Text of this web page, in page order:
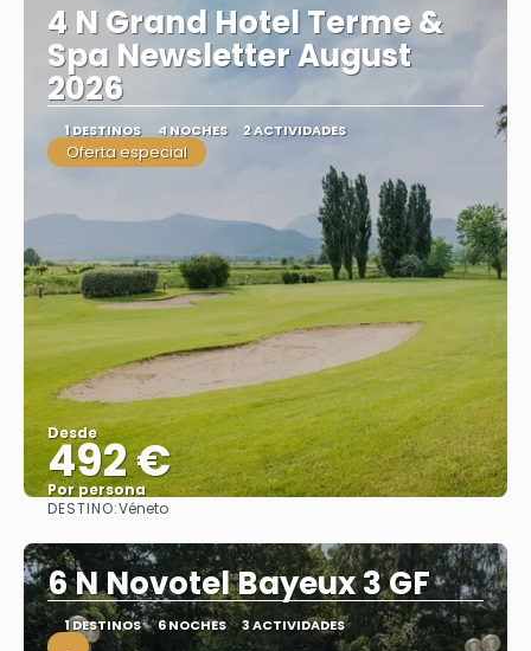
4 N Grand Hotel Terme &
Spa Newsletter August
2026
1 DESTINOS 4 NOCHES 2 ACTIVIDADES
Oferta especial
Desde
492 €
Por persona
DESTINO:Véneto
6 N Novotel Bayeux 3 GF
1 DESTINOS 6 NOCHES 3 ACTIVIDADES